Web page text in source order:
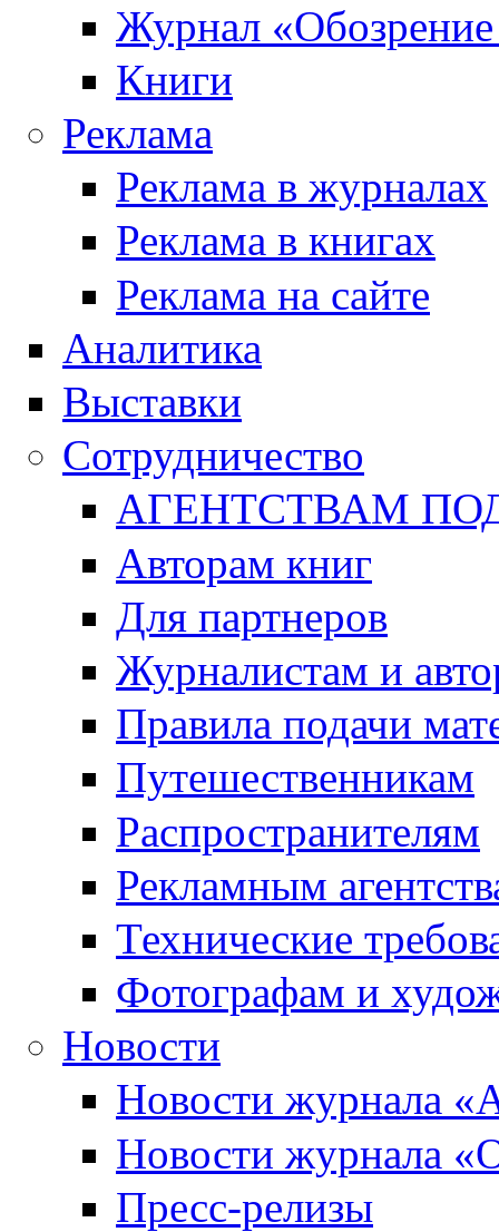
Журнал
Книги
Реклама
Реклама в журналах
Реклама в книгах
Реклама на сайте
Аналитика
Выставки
Сотрудничество
АГЕНТСТВАМ
Авторам книг
Для партнеров
Журналистам и
Правила подачи
Путешественникам
Распространителям
Рекламным
Технические
Фотографам и
Новости
Новости журнала
Новости журнала
Пресс-релизы